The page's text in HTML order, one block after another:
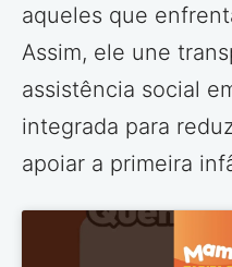
aqueles que
Assim, ele une
assistência social
integrada para
apoiar a primeira